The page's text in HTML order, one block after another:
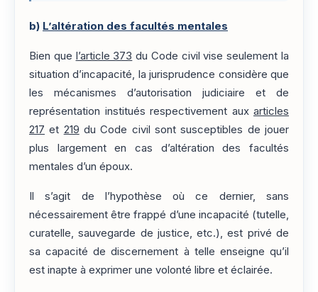
b) L’altération des facultés mentales
Bien que l’article 373 du Code civil vise seulement la
situation d’incapacité, la jurisprudence considère que
les mécanismes d’autorisation judiciaire et de
représentation institués respectivement aux articles
217 et 219 du Code civil sont susceptibles de jouer
plus largement en cas d’altération des facultés
mentales d’un époux.
Il s’agit de l’hypothèse où ce dernier, sans
nécessairement être frappé d’une incapacité (tutelle,
curatelle, sauvegarde de justice, etc.), est privé de
sa capacité de discernement à telle enseigne qu’il
est inapte à exprimer une volonté libre et éclairée.